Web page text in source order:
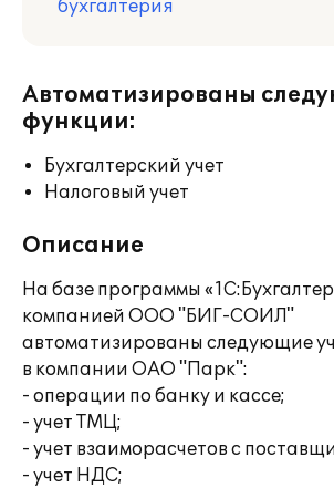
бухгалтерия
Автоматизированы
функции:
Бухгалтерский учет
Налоговый учет
Описание
На базе программы
компанией ООО "БИГ-СОИЛ"
автоматизированы следующие
в компании ОАО "Парк":
- операции по банку и кассе;
- учет ТМЦ;
- учет взаиморасчетов с
- учет НДС;